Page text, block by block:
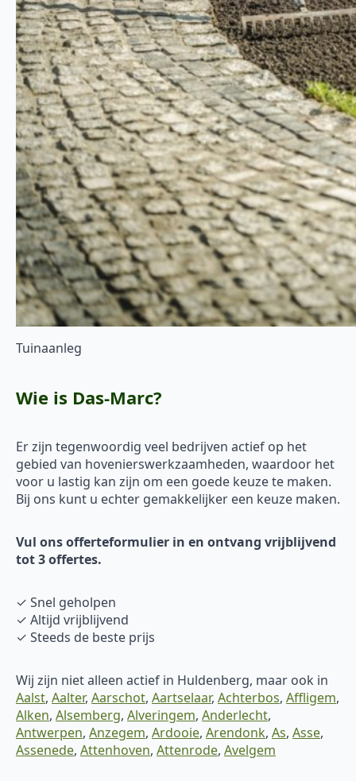
Tuinaanleg
Wie is Das-Marc?
Er zijn tegenwoordig veel bedrijven actief op het
gebied van hovenierswerkzaamheden, waardoor het
voor u lastig kan zijn om een goede keuze te maken.
Bij ons kunt u echter gemakkelijker een keuze maken.
Vul ons offerteformulier in en ontvang vrijblijvend
tot 3 offertes.
✓ Snel geholpen
✓ Altijd vrijblijvend
✓ Steeds de beste prijs
Wij zijn niet alleen actief in Huldenberg, maar ook in
Aalst, Aalter, Aarschot, Aartselaar, Achterbos, Affligem,
Alken, Alsemberg, Alveringem, Anderlecht,
Antwerpen, Anzegem, Ardooie, Arendonk, As, Asse,
Assenede, Attenhoven, Attenrode, Avelgem